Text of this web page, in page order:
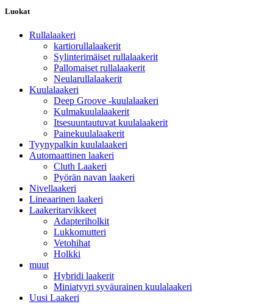
Luokat
Rullalaakeri
kartiorullalaakerit
Sylinterimäiset rullalaakerit
Pallomaiset rullalaakerit
Neularullalaakerit
Kuulalaakeri
Deep Groove -kuulalaakeri
Kulmakuulalaakerit
Itsesuuntautuvat kuulalaakerit
Painekuulalaakerit
Tyynypalkin kuulalaakeri
Automaattinen laakeri
Cluth Laakeri
Pyörän navan laakeri
Nivellaakeri
Lineaarinen laakeri
Laakeritarvikkeet
Adapteriholkit
Lukkomutteri
Vetohihat
Holkki
muut
Hybridi laakerit
Miniatyyri syväurainen kuulalaakeri
Uusi Laakeri